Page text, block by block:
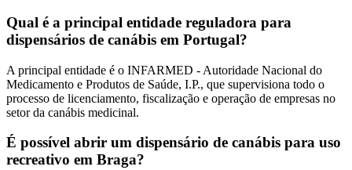
Qual é a principal entidade reguladora para
dispensários de canábis em Portugal?
A principal entidade é o INFARMED - Autoridade Nacional do
Medicamento e Produtos de Saúde, I.P., que supervisiona todo o
processo de licenciamento, fiscalização e operação de empresas no
setor da canábis medicinal.
É possível abrir um dispensário de canábis para uso
recreativo em Braga?